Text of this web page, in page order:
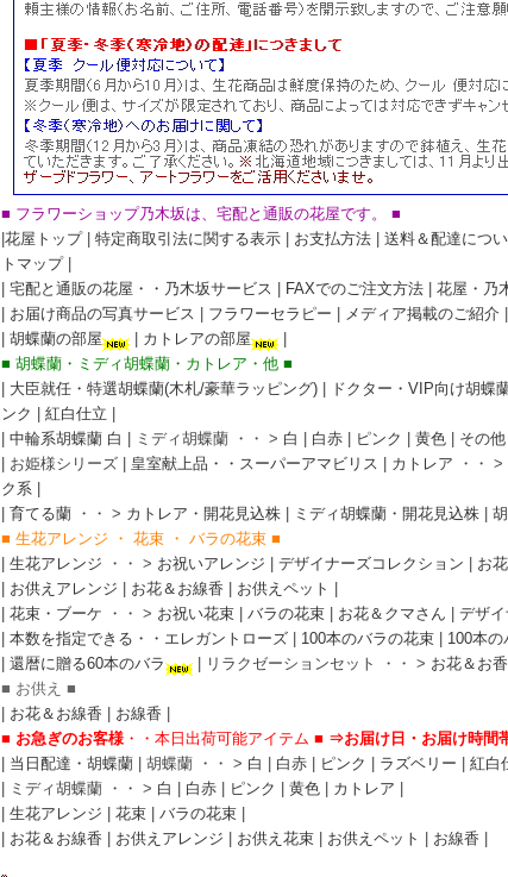
■ フラワーショップ乃木坂は、宅配と通販の花屋です。 ■
花屋トップ| 特定商取引法に関する表示 お支払方法 送料＆配達につ
トマップ|
宅配と通販の花屋・・乃木坂サービス FAXでのご注文方法 花屋・乃
お届け商品の写真サービス フラワーセラピー メディア掲載のご紹介
胡蝶蘭の部屋 カトレアの部屋
■ 胡蝶蘭・ミディ胡蝶蘭・カトレア・他 ■
大臣就任・特選胡蝶蘭(木札/豪華ラッピング) ドクター・VIP向け胡蝶
ンク
紅白仕立
中輪系胡蝶蘭 白 | ミディ胡蝶蘭 ・・ > 白 白赤 ピンク 黄色 その他
| お姫様シリーズ | 皇室献上品・・スーパーアマビリス カトレア ・・ >
ク系
育てる蘭 ・・ > カトレア・開花見込株 ミディ胡蝶蘭・開花見込株
■ 生花アレンジ ・ 花束 ・ バラの花束 ■
生花アレンジ ・・ > お祝いアレンジ デザイナーズコレクション お
お供えアレンジ お花＆お線香 お供えペット
花束・ブーケ ・・ > お祝い花束 バラの花束 お花＆クマさん デザ
本数を指定できる・・エレガントローズ 100本のバラの花束 100本
還暦に贈る60本のバラ | リラクゼーションセット ・・ > お花＆お香
■ お供え ■
お花＆お線香 お線香
■ お急ぎのお客様 ・・ 本日出荷可能アイテム ■ ⇒お届け日・お届け時間
当日配達・胡蝶蘭 | 胡蝶蘭 ・・ > 白 白赤 ピンク ラズベリー 紅白
| ミディ胡蝶蘭 ・・ > 白 白赤 ピンク 黄色 カトレア
生花アレンジ 花束 バラの花束
お花＆お線香 お供えアレンジ お供え花束 お供えペット お線香